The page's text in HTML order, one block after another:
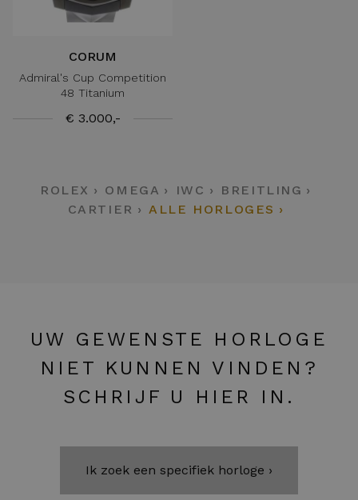
CORUM
Admiral's Cup Competition
48 Titanium
€ 3.000,-
ROLEX OMEGA IWC
BREITLING
CARTIER
ALLE HORLOGES
UW GEWENSTE HORLOGE
NIET KUNNEN VINDEN?
SCHRIJF U HIER IN.
Ik zoek een specifiek horloge ›